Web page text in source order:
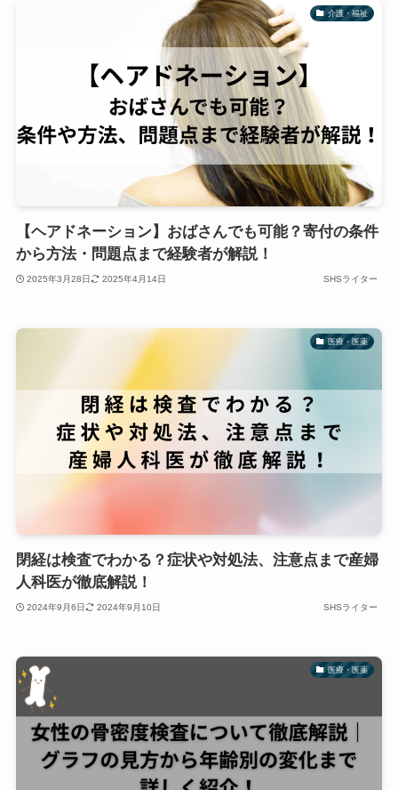
介護・福祉
【ヘアドネーション】おばさんでも可能？寄付の条件
から方法・問題点まで経験者が解説！
2025年3月28日 2025年4月14日 SHSライター
医療・医薬
閉経は検査でわかる？症状や対処法、注意点まで産婦
人科医が徹底解説！
2024年9月6日 2024年9月10日 SHSライター
医療・医薬